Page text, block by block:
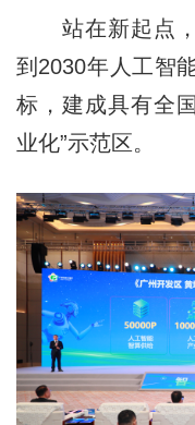
站在新起点，
到2030年人工智
标，建成具有全
业化”示范区。